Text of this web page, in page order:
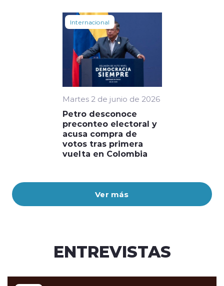
Ver más
Internacional
Martes 2 de junio de 2026
Petro desconoce
preconteo electoral y
acusa compra de
votos tras primera
vuelta en Colombia
ENTREVISTAS